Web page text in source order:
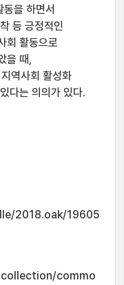
을 하면서
등 긍정적인
회 활동으로
을 때,
역사회 활성화
다는 의의가 있다.
2018.oak/19605
commo